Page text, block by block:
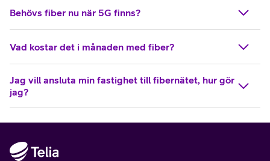
Behövs fiber nu när 5G finns?
Vad kostar det i månaden med fiber?
Jag vill ansluta min fastighet till fibernätet, hur gör
jag?